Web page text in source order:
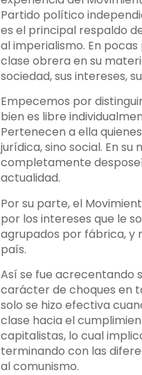
Partido político
es el principal respaldo
al imperialismo. En
clase obrera en su
sociedad, sus intereses,
Empecemos por
bien es libre
Pertenecen a ella
jurídica, sino social. En
completamente
actualidad.
Por su parte, el
por los intereses que le
agrupados por fábrica, y
país.
Así se fue acrecentando
carácter de choques en
solo se hizo efectiva
clase hacia el
capitalistas, lo cual
terminando con las
al comunismo.